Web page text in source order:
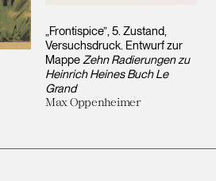
„Frontispice”, 5. Zustand,
Versuchsdruck. Entwurf zur
MappeZehn Radierungen zu
Heinrich Heines Buch Le
Grand
Max Oppenheimer